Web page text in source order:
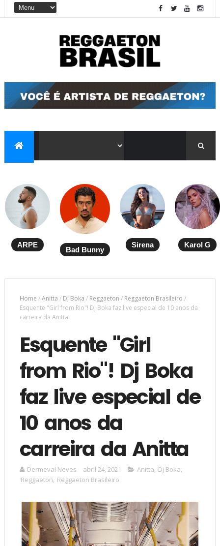
ARPE
Bad Bunny
Sirena Karol G
Home /Anitta / Dj Boka / Reggaeton / Reggaeton Brasileiro /
Esquente "Girl from Rio"! Dj Boka faz live especial de 10 anos da
carreira da Anitta
Esquente "Girl
from Rio"! Dj Boka
faz live especial de
10 anos da
carreira da Anitta
Dermeval Neves abril 24, 2021 Anitta, Dj Boka,
Reggaeton, Reggaeton Brasileiro